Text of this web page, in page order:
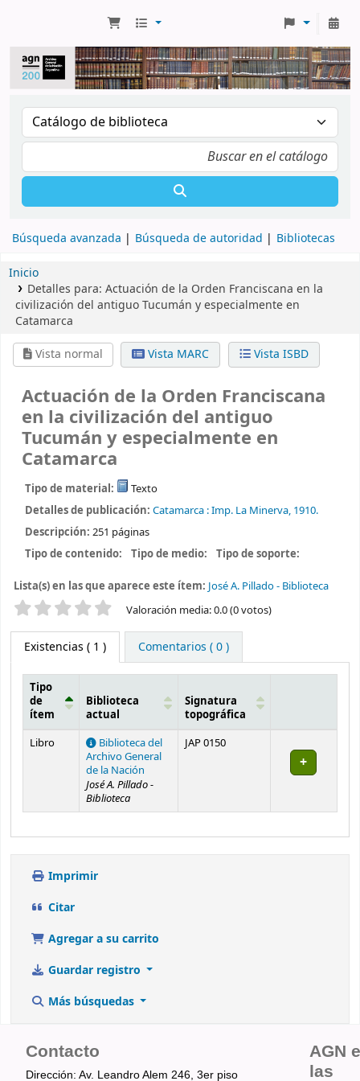
Búsqueda avanzada Búsqueda de autoridad Bibliotecas
Inicio
Detalles para: Actuación de la Orden Franciscana en la
civilización del antiguo Tucumán y especialmente en
Catamarca
Vista normal
Vista MARC Vista ISBD
Actuación de la Orden Franciscana
en la civilización del antiguo
Tucumán y especialmente en
Catamarca
Tipo de material:
Texto
Detalles de publicación: Catamarca :Imp. La Minerva, 1910.
Descripción: 251 páginas
Tipo de contenido:
Tipo de medio: Tipo de soporte:
Lista(s) en las que aparece este ítem: José A. Pillado - Biblioteca
Valoración Valoración media: 0.0 (0 votos)
Existencias ( 1 ) Comentarios ( 0 )
Existencias
Tipo
de
ítem
Biblioteca
actual
Signatura
topográfica
Libro
Biblioteca del
Archivo General
de la Nación
José A. Pillado -
Biblioteca
JAP 0150
Imprimir
Citar
Agregar a su carrito
Guardar registro
Más búsquedas
Contacto
Dirección: Av. Leandro Alem 246, 3er piso
AGN
las